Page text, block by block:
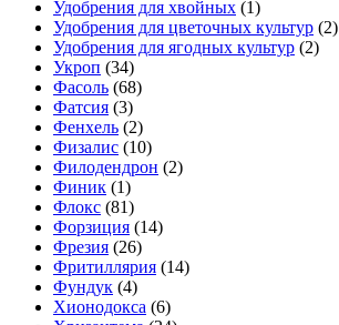
Удобрения для хвойных (1)
Удобрения для цветочных культур (2)
Удобрения для ягодных культур (2)
Укроп (34)
Фасоль (68)
Фатсия (3)
Фенхель (2)
Физалис (10)
Филодендрон (2)
Финик (1)
Флокс (81)
Форзиция (14)
Фрезия (26)
Фритиллярия (14)
Фундук (4)
Хионодокса (6)